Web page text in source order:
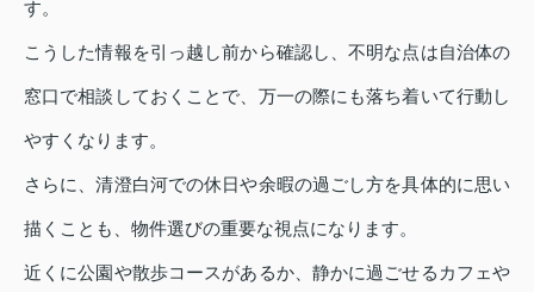
す。
こうした情報を引っ越し前から確認し、不明な点は自治体の
窓口で相談しておくことで、万一の際にも落ち着いて行動し
やすくなります。
さらに、清澄白河での休日や余暇の過ごし方を具体的に思い
描くことも、物件選びの重要な視点になります。
近くに公園や散歩コースがあるか、静かに過ごせるカフェや